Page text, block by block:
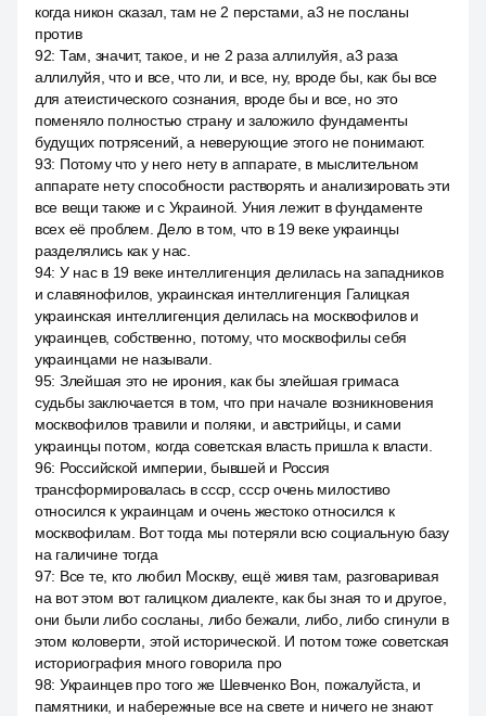
когда никон сказал, там не 2 перстами, a3 не посланы
против
92: Там, значит, такое, и не 2 раза аллилуйя, a3 раза
аллилуйя, что и все, что ли, и все, ну, вроде бы, как бы все
для атеистического сознания, вроде бы и все, но это
поменяло полностью страну и заложило фундаменты
будущих потрясений, а неверующие этого не понимают.
93: Потому что у него нету в аппарате, в мыслительном
аппарате нету способности растворять и анализировать эти
все вещи также и с Украиной. Уния лежит в фундаменте
всех её проблем. Дело в том, что в 19 веке украинцы
разделялись как у нас.
94: У нас в 19 веке интеллигенция делилась на западников
и славянофилов, украинская интеллигенция Галицкая
украинская интеллигенция делилась на москвофилов и
украинцев, собственно, потому, что москвофилы себя
украинцами не называли.
95: Злейшая это не ирония, как бы злейшая гримаса
судьбы заключается в том, что при начале возникновения
москвофилов травили и поляки, и австрийцы, и сами
украинцы потом, когда советская власть пришла к власти.
96: Российской империи, бывшей и Россия
трансформировалась в ссср, ссср очень милостиво
относился к украинцам и очень жестоко относился к
москвофилам. Вот тогда мы потеряли всю социальную базу
на галичине тогда
97: Все те, кто любил Москву, ещё живя там, разговаривая
на вот этом вот галицком диалекте, как бы зная то и другое,
они были либо сосланы, либо бежали, либо, либо сгинули в
этом коловерти, этой исторической. И потом тоже советская
историография много говорила про
98: Украинцев про того же Шевченко Вон, пожалуйста, и
памятники, и набережные все на свете и ничего не знают